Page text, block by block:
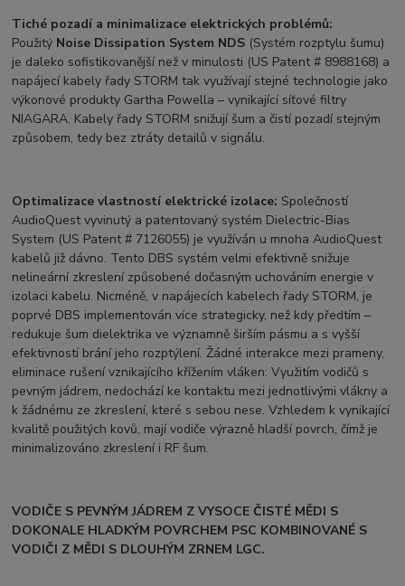
Tiché pozadí a minimalizace elektrických problémů:
Použitý Noise Dissipation System NDS (Systém rozptylu šumu)
je daleko sofistikovanější než v minulosti (US Patent # 8988168) a
napájecí kabely řady STORM tak využívají stejné technologie jako
výkonové produkty Gartha Powella – vynikající síťové filtry
NIAGARA. Kabely řady STORM snižují šum a čistí pozadí stejným
způsobem, tedy bez ztráty detailů v signálu.
Optimalizace vlastností elektrické izolace: Společností
AudioQuest vyvinutý a patentovaný systém Dielectric-Bias
System (US Patent # 7126055) je využíván u mnoha AudioQuest
kabelů již dávno. Tento DBS systém velmi efektivně snižuje
nelineární zkreslení způsobené dočasným uchováním energie v
izolaci kabelu. Nicméně, v napájecích kabelech řady STORM, je
poprvé DBS implementován více strategicky, než kdy předtím –
redukuje šum dielektrika ve významně širším pásmu a s vyšší
efektivností brání jeho rozptýlení. Žádné interakce mezi prameny,
eliminace rušení vznikajícího křížením vláken: Využitím vodičů s
pevným jádrem, nedochází ke kontaktu mezi jednotlivými vlákny a
k žádnému ze zkreslení, které s sebou nese. Vzhledem k vynikající
kvalitě použitých kovů, mají vodiče výrazně hladší povrch, čímž je
minimalizováno zkreslení i RF šum.
VODIČE S PEVNÝM JÁDREM Z VYSOCE ČISTÉ MĚDI S
DOKONALE HLADKÝM POVRCHEM PSC KOMBINOVANÉ S
VODIČI Z MĚDI S DLOUHÝM ZRNEM LGC.